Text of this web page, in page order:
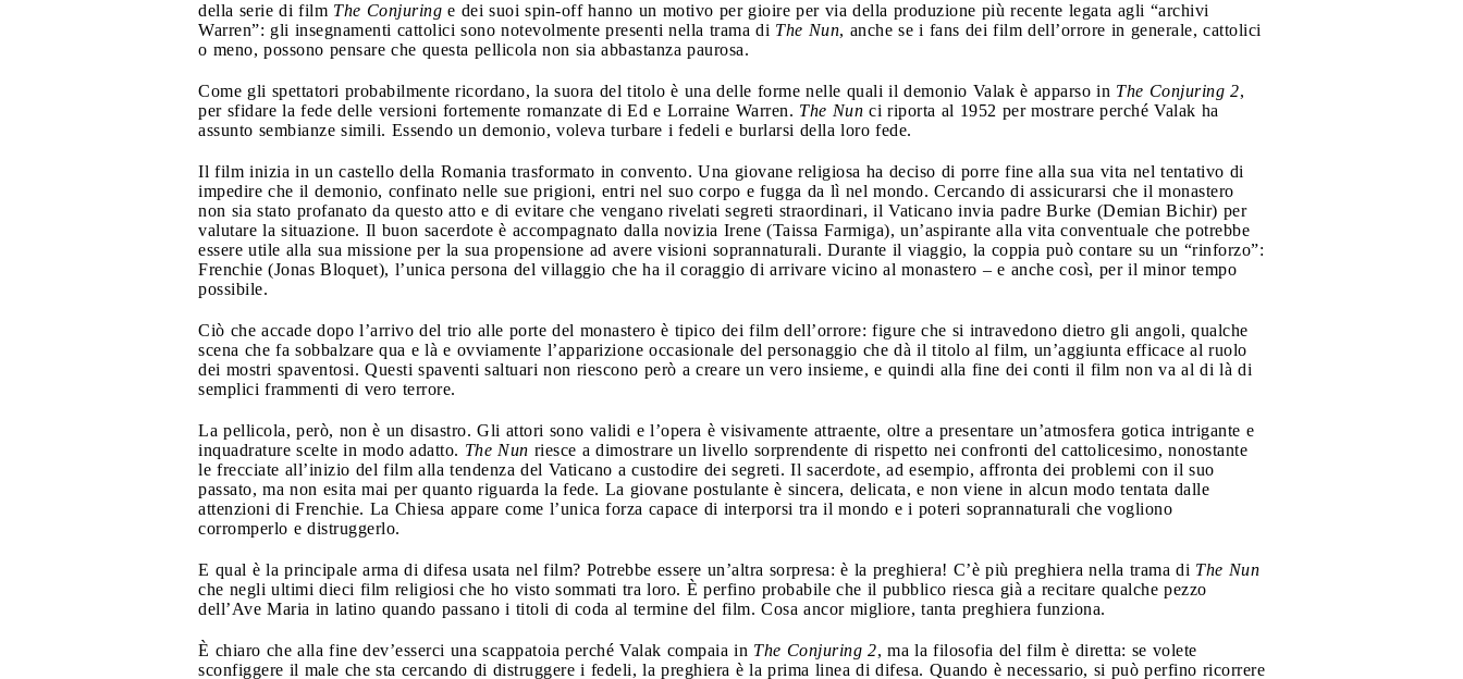
della serie di film The Conjuring e dei suoi spin-off hanno un motivo per gioire per via della produzione più recente legata agli “archivi
Warren”: gli insegnamenti cattolici sono notevolmente presenti nella trama di The Nun, anche se i fans dei film dell’orrore in generale, cattolici
o meno, possono pensare che questa pellicola non sia abbastanza paurosa.
Come gli spettatori probabilmente ricordano, la suora del titolo è una delle forme nelle quali il demonio Valak è apparso in The Conjuring 2,
per sfidare la fede delle versioni fortemente romanzate di Ed e Lorraine Warren. The Nun ci riporta al 1952 per mostrare perché Valak ha
assunto sembianze simili. Essendo un demonio, voleva turbare i fedeli e burlarsi della loro fede.
Il film inizia in un castello della Romania trasformato in convento. Una giovane religiosa ha deciso di porre fine alla sua vita nel tentativo di
impedire che il demonio, confinato nelle sue prigioni, entri nel suo corpo e fugga da lì nel mondo. Cercando di assicurarsi che il monastero
non sia stato profanato da questo atto e di evitare che vengano rivelati segreti straordinari, il Vaticano invia padre Burke (Demian Bichir) per
valutare la situazione. Il buon sacerdote è accompagnato dalla novizia Irene (Taissa Farmiga), un’aspirante alla vita conventuale che potrebbe
essere utile alla sua missione per la sua propensione ad avere visioni soprannaturali. Durante il viaggio, la coppia può contare su un “rinforzo”:
Frenchie (Jonas Bloquet), l’unica persona del villaggio che ha il coraggio di arrivare vicino al monastero – e anche così, per il minor tempo
possibile.
Ciò che accade dopo l’arrivo del trio alle porte del monastero è tipico dei film dell’orrore: figure che si intravedono dietro gli angoli, qualche
scena che fa sobbalzare qua e là e ovviamente l’apparizione occasionale del personaggio che dà il titolo al film, un’aggiunta efficace al ruolo
dei mostri spaventosi. Questi spaventi saltuari non riescono però a creare un vero insieme, e quindi alla fine dei conti il film non va al di là di
semplici frammenti di vero terrore.
La pellicola, però, non è un disastro. Gli attori sono validi e l’opera è visivamente attraente, oltre a presentare un’atmosfera gotica intrigante e
inquadrature scelte in modo adatto. The Nun riesce a dimostrare un livello sorprendente di rispetto nei confronti del cattolicesimo, nonostante
le frecciate all’inizio del film alla tendenza del Vaticano a custodire dei segreti. Il sacerdote, ad esempio, affronta dei problemi con il suo
passato, ma non esita mai per quanto riguarda la fede. La giovane postulante è sincera, delicata, e non viene in alcun modo tentata dalle
attenzioni di Frenchie. La Chiesa appare come l’unica forza capace di interporsi tra il mondo e i poteri soprannaturali che vogliono
corromperlo e distruggerlo.
E qual è la principale arma di difesa usata nel film? Potrebbe essere un’altra sorpresa: è la preghiera! C’è più preghiera nella trama di The Nun
che negli ultimi dieci film religiosi che ho visto sommati tra loro. È perfino probabile che il pubblico riesca già a recitare qualche pezzo
dell’Ave Maria in latino quando passano i titoli di coda al termine del film. Cosa ancor migliore, tanta preghiera funziona.
È chiaro che alla fine dev’esserci una scappatoia perché Valak compaia in The Conjuring 2, ma la filosofia del film è diretta: se volete
sconfiggere il male che sta cercando di distruggere i fedeli, la preghiera è la prima linea di difesa. Quando è necessario, si può perfino ricorrere